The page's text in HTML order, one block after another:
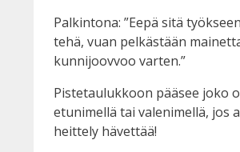
Palkintona: ”Eepä sitä
tehä, vuan pelkästään
kunnijoovvoo varten.”
Pistetaulukkoon pääsee joko
etunimellä tai valenimellä, jos
heittely hävettää!